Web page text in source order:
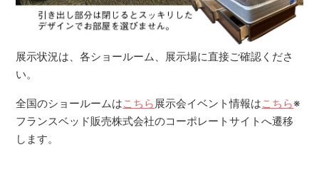
展示状況は、各ショールーム、展示場に直接ご確認くださ
い。
全国のショールームはこちら 展示会イベント情報はこちら※
フランスベッド販売株式会社のコーポレートサイトへ遷移
します。